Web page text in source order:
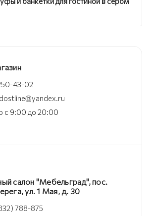
43-02
с 9:00 до 20:00
салон "Мебельград", пос.
ул. 1 Мая, д. 30
788-875